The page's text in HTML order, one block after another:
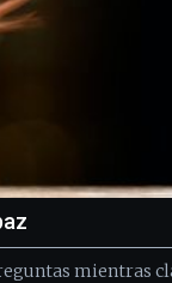
mientras